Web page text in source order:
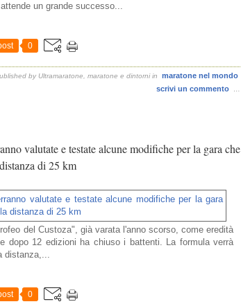
un grande successo...
0
by Ultramaratone, maratone e dintorni in
maratone nel mondo
scrivi un commento
valutate e testate alcune modifiche per la gara che
di 25 km
del Custoza", già varata l'anno scorso, come eredità
dopo 12 edizioni ha chiuso i battenti. La formula verrà
distanza,...
0